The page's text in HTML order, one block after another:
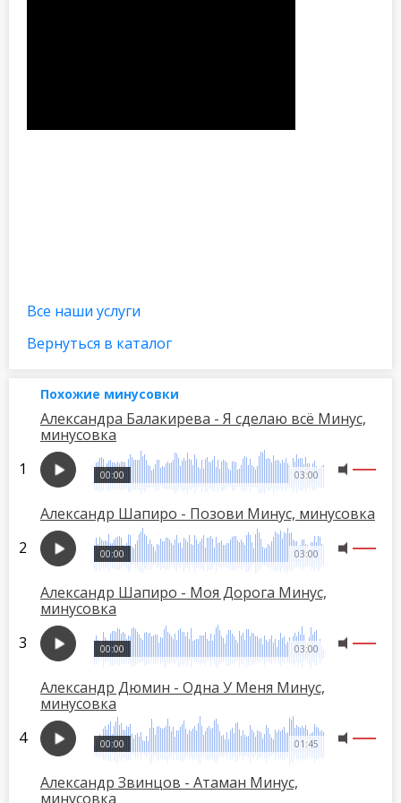
Все наши услуги
Вернуться в каталог
Похожие минусовки
Александра Балакирева - Я сделаю всё Минус,
минусовка
03:00
00:00
Александр Шапиро - Позови Минус, минусовка
03:00
00:00
Александр Шапиро - Моя Дорога Минус,
минусовка
03:00
00:00
Александр Дюмин - Одна У Меня Минус,
минусовка
01:45
00:00
Александр Звинцов - Атаман Минус,
минусовка